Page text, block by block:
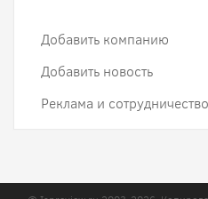
Добавить компанию
Добавить новость
Реклама и сотрудничество